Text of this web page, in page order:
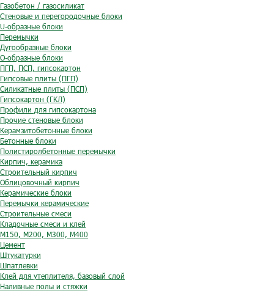
Газобетон / газосиликат
Стеновые и перегородочные блоки
U-образные блоки
Перемычки
Дугообразные блоки
O-образные блоки
ПГП, ПСП, гипсокартон
Гипсовые плиты (ПГП)
Силикатные плиты (ПСП)
Гипсокартон (ГКЛ)
Профили для гипсокартона
Прочие стеновые блоки
Керамзитобетонные блоки
Бетонные блоки
Полистиролбетонные перемычки
Кирпич, керамика
Строительный кирпич
Облицовочный кирпич
Керамические блоки
Перемычки керамические
Строительные смеси
Кладочные смеси и клей
М150, М200, М300, М400
Цемент
Штукатурки
Шпатлевки
Клей для утеплителя, базовый слой
Наливные полы и стяжки